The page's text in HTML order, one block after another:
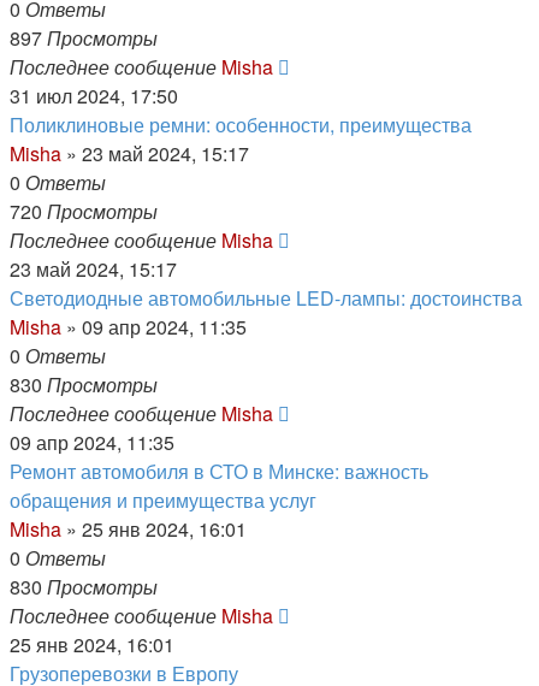
0 Ответы
897Просмотры
Последнее сообщение Misha
31 июл 2024, 17:50
Поликлиновые ремни: особенности, преимущества
Misha » 23 май 2024, 15:17
0 Ответы
720 Просмотры
Последнее сообщение Misha
23 май 2024, 15:17
Светодиодные автомобильные LED-лампы: достоинства
Misha » 09 апр 2024, 11:35
0 Ответы
830 Просмотры
Последнее сообщение Misha
09 апр 2024, 11:35
Ремонт автомобиля в СТО в Минске: важность
обращения и преимущества услуг
Misha » 25 янв 2024, 16:01
0 Ответы
830 Просмотры
Последнее сообщение Misha
25 янв 2024, 16:01
Грузоперевозки в Европу